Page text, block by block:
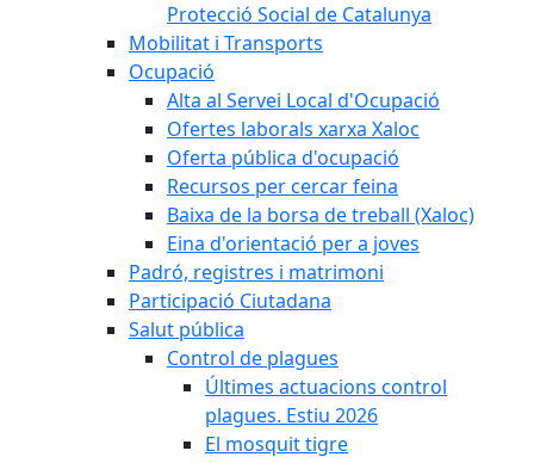
Protecció Social de Catalunya
Mobilitat i Transports
Ocupació
Alta al Servei Local d'Ocupació
Ofertes laborals xarxa Xaloc
Oferta pública d'ocupació
Recursos per cercar feina
Baixa de la borsa de treball (Xaloc)
Eina d'orientació per a joves
Padró, registres i matrimoni
Participació Ciutadana
Salut pública
Control de plagues
Últimes actuacions control
plagues. Estiu 2026
El mosquit tigre